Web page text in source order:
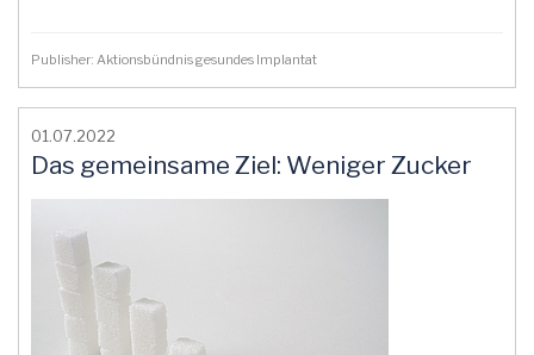
Publisher: Aktionsbündnis gesundes Implantat
01.07.2022
Das gemeinsame Ziel: Weniger Zucker